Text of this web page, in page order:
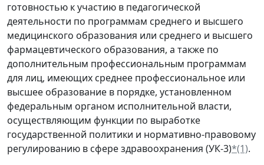
готовностью к участию в педагогической
деятельности по программам среднего и высшего
медицинского образования или среднего и высшего
фармацевтического образования, а также по
дополнительным профессиональным программам
для лиц, имеющих среднее профессиональное или
высшее образование в порядке, установленном
федеральным органом исполнительной власти,
осуществляющим функции по выработке
государственной политики и нормативно-правовому
регулированию в сфере здравоохранения (УК-3)*(1).